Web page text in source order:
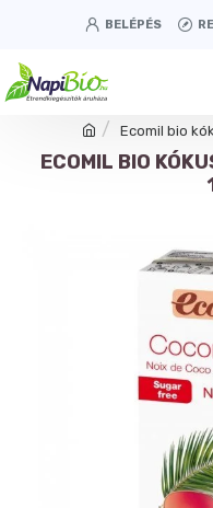
BELÉPÉS
Ecomil bio
ECOMIL BIO